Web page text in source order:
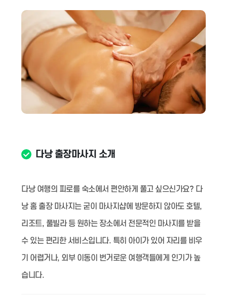
다낭 출장마사지 소개
다낭 여행의 피로를 숙소에서 편안하게 풀고 싶으신가요? 다
낭 홈 출장 마사지는 굳이 마사지샵에 방문하지 않아도 호텔,
리조트, 풀빌라 등 원하는 장소에서 전문적인 마사지를 받을
수 있는 편리한 서비스입니다. 특히 아이가 있어 자리를 비우
기 어렵거나, 외부 이동이 번거로운 여행객들에게 인기가 높
습니다.